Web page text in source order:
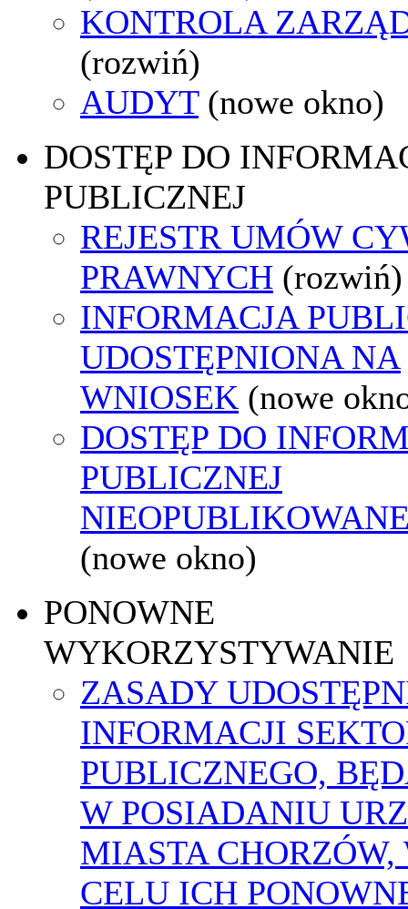
KONTROLA
(rozwiń)
AUDYT (nowe okno)
DOSTĘP DO
PUBLICZNEJ
REJESTR UMÓW
PRAWNYCH (rozwiń)
INFORMACJA
UDOSTĘPNIONA NA
WNIOSEK (nowe
DOSTĘP DO
PUBLICZNEJ
(nowe okno)
PONOWNE
WYKORZYSTYWANIE
ZASADY
INFORMACJI
PUBLICZNEGO,
W POSIADANIU
MIASTA CHORZÓW,
CELU ICH